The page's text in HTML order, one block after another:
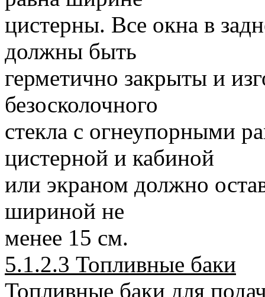
цистерны. Все окна в
должны быть
герметично закрыты и
безосколочного
стекла с огнеупорными
цистерной и кабиной
или экраном должно
шириной не
менее 15 см.
5.1.2.3 Топливные баки
Топливные баки для